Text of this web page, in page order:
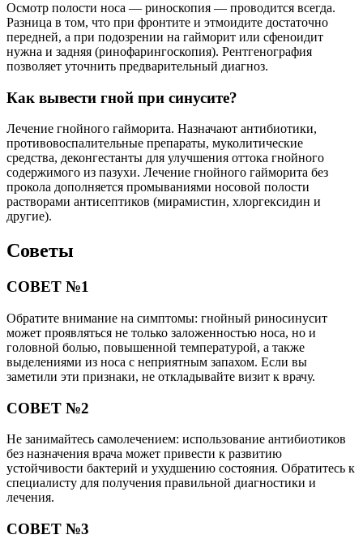
Осмотр полости носа — риноскопия — проводится всегда.
Разница в том, что при фронтите и этмоидите достаточно
передней, а при подозрении на гайморит или сфеноидит
нужна и задняя (ринофарингоскопия). Рентгенография
позволяет уточнить предварительный диагноз.
Как вывести гной при синусите?
Лечение гнойного гайморита. Назначают антибиотики,
противовоспалительные препараты, муколитические
средства, деконгестанты для улучшения оттока гнойного
содержимого из пазухи. Лечение гнойного гайморита без
прокола дополняется промываниями носовой полости
растворами антисептиков (мирамистин, хлоргексидин и
другие).
Советы
СОВЕТ №1
Обратите внимание на симптомы: гнойный риносинусит
может проявляться не только заложенностью носа, но и
головной болью, повышенной температурой, а также
выделениями из носа с неприятным запахом. Если вы
заметили эти признаки, не откладывайте визит к врачу.
СОВЕТ №2
Не занимайтесь самолечением: использование антибиотиков
без назначения врача может привести к развитию
устойчивости бактерий и ухудшению состояния. Обратитесь к
специалисту для получения правильной диагностики и
лечения.
СОВЕТ №3